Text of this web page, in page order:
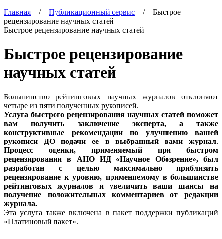
Главная / Публикационный сервис / Быстрое
рецензирование научных статей
Быстрое рецензирование научных статей
Быстрое рецензирование
научных статей
Большинство рейтинговых научных журналов отклоняют
четыре из пяти полученных рукописей.
Услуга быстрого рецензирования научных статей поможет
вам получить заключение эксперта, а также
конструктивные рекомендации по улучшению вашей
рукописи ДО подачи ее в выбранный вами журнал.
Процесс оценки, применяемый при быстром
рецензировании в АНО ИД «Научное Обозрение», был
разработан с целью максимально приблизить
рецензирование к уровню, применяемому в большинстве
рейтинговых журналов и увеличить ваши шансы на
получение положительных комментариев от редакции
журнала.
Эта услуга также включена в пакет поддержки публикаций
«Платиновый пакет».